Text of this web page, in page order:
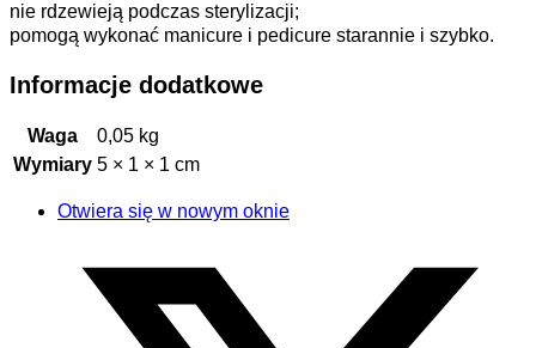
nie rdzewieją podczas sterylizacji;
pomogą wykonać manicure i pedicure starannie i szybko.
Informacje dodatkowe
Waga
0,05 kg
Wymiary 5 × 1 × 1 cm
Otwiera się w nowym oknie